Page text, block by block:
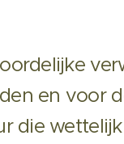
en voor
die